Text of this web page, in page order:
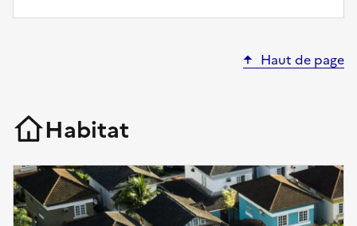
Haut de page
Habitat